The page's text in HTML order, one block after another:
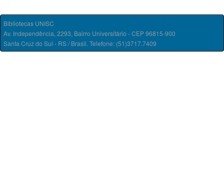
Bibliotecas UNISC
Av. Independência, 2293, Bairro Universitário - CEP 96815-900
Santa Cruz do Sul - RS / Brasil. Telefone: (51)3717.7409